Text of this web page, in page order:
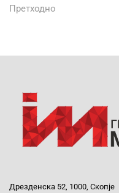
Претходно
Дрезденска 52, 1000, Скопје